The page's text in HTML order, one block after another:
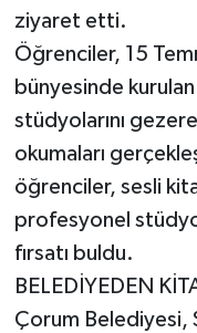
ziyaret etti.
Öğrenciler, 15
bünyesinde
stüdyolarını
okumaları
öğrenciler, sesli
profesyonel stüdyo
fırsatı buldu.
BELEDİYEDEN
Çorum Belediyesi,
Sağlık